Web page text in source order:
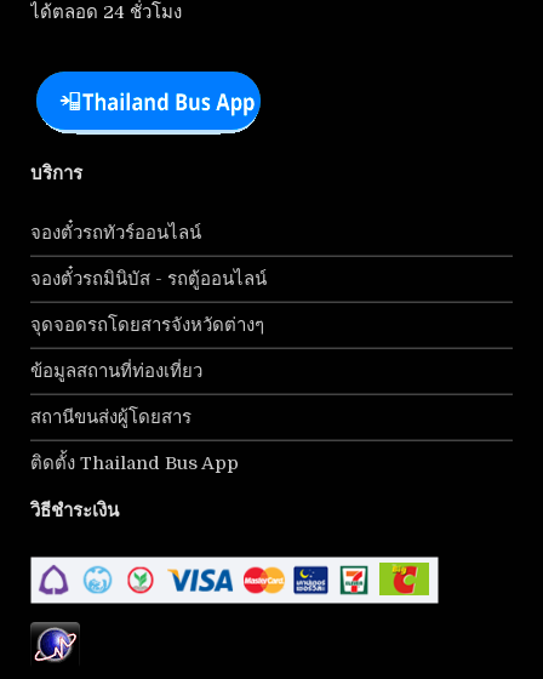
ได้ตลอด 24 ชั่วโมง
บริการ
จองตั๋วรถทัวร์ออนไลน์
จองตั๋วรถมินิบัส - รถตู้ออนไลน์
จุดจอดรถโดยสารจังหวัดต่างๆ
ข้อมูลสถานที่ท่องเที่ยว
สถานีขนส่งผู้โดยสาร
ติดตั้ง Thailand Bus App
วิธีชำระเงิน